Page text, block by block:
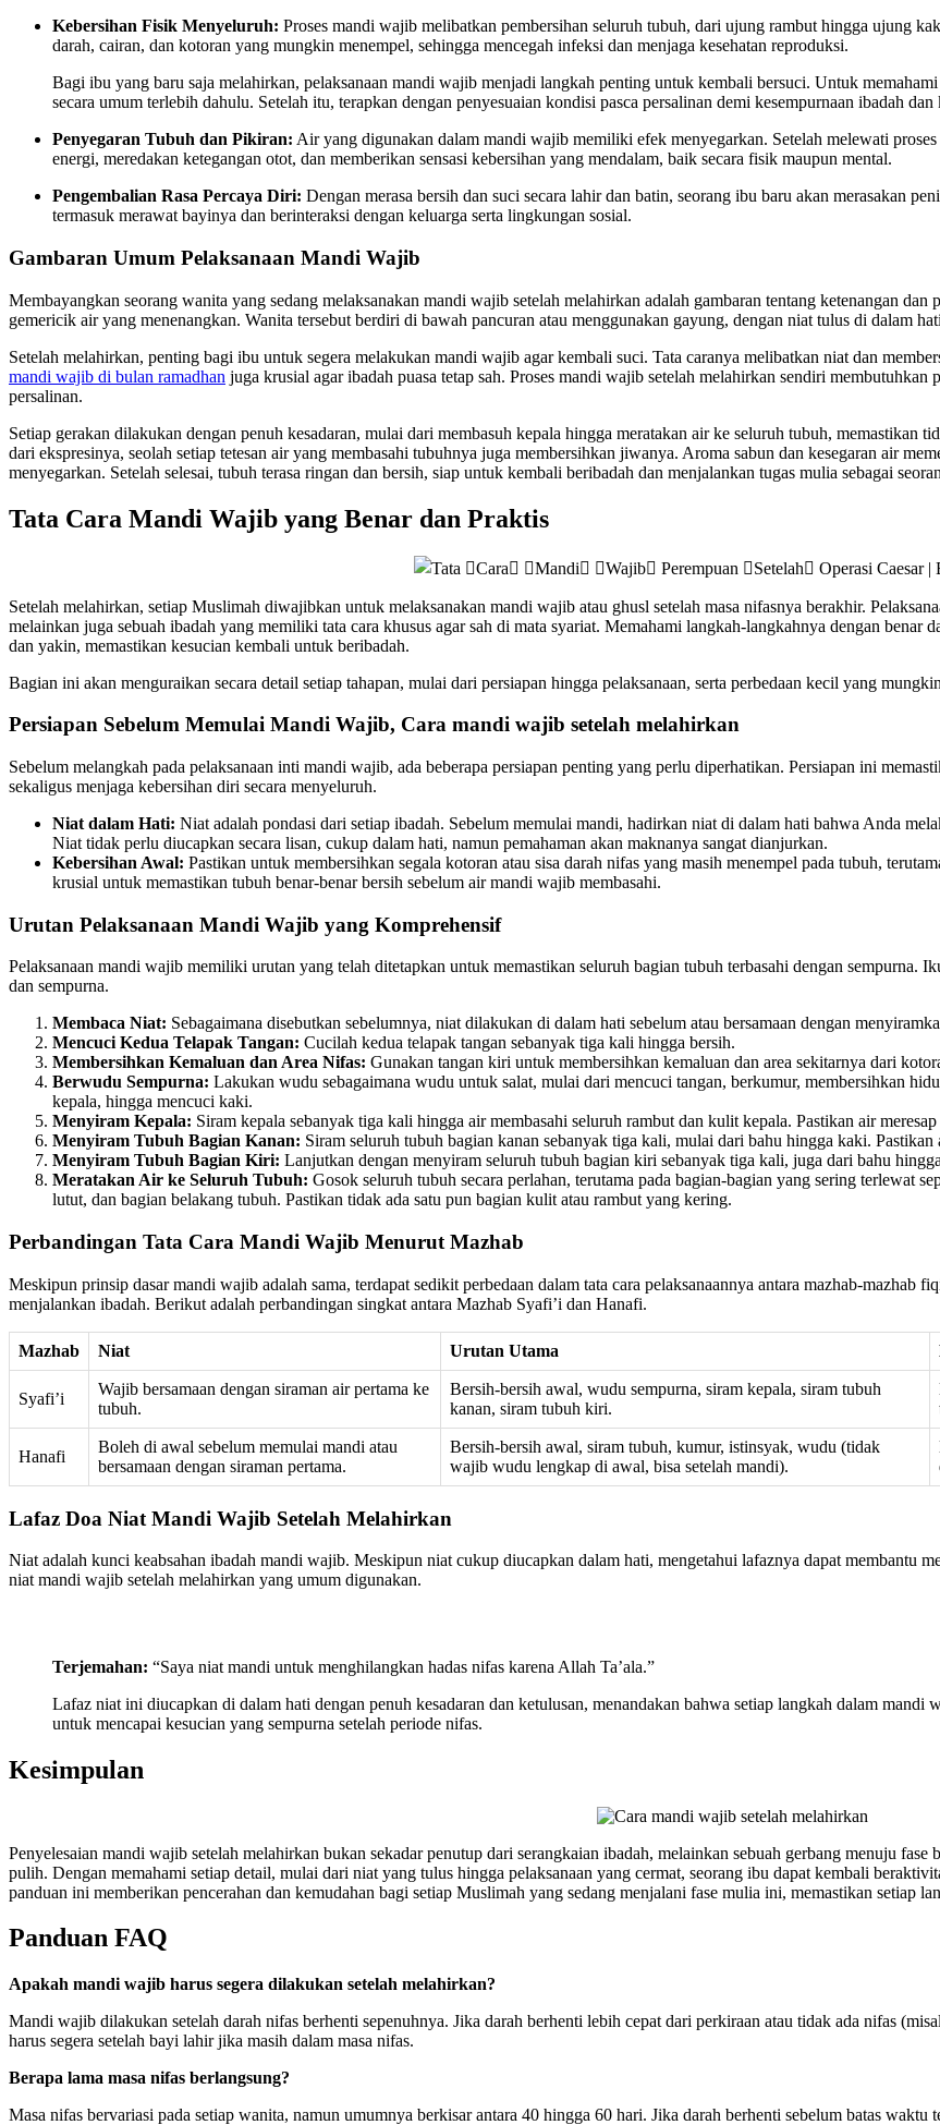
Kebersihan Fisik Menyeluruh: Proses mandi wajib melibatkan pembersihan seluruh tubuh, dari ujung rambut hingga ujung
darah, cairan, dan kotoran yang mungkin menempel, sehingga mencegah infeksi dan menjaga kesehatan reproduksi.
Bagi ibu yang baru saja melahirkan, pelaksanaan mandi wajib menjadi langkah penting untuk kembali bersuci. Untuk
secara umum terlebih dahulu. Setelah itu, terapkan dengan penyesuaian kondisi pasca persalinan demi kesempurnaan ibadah
Penyegaran Tubuh dan Pikiran: Air yang digunakan dalam mandi wajib memiliki efek menyegarkan. Setelah melewati
energi, meredakan ketegangan otot, dan memberikan sensasi kebersihan yang mendalam, baik secara fisik maupun mental.
Pengembalian Rasa Percaya Diri: Dengan merasa bersih dan suci secara lahir dan batin, seorang ibu baru akan merasakan
termasuk merawat bayinya dan berinteraksi dengan keluarga serta lingkungan sosial.
Gambaran Umum Pelaksanaan Mandi Wajib
Membayangkan seorang wanita yang sedang melaksanakan mandi wajib setelah melahirkan adalah gambaran tentang ketenangan
gemericik air yang menenangkan. Wanita tersebut berdiri di bawah pancuran atau menggunakan gayung, dengan niat tulus di dalam
Setelah melahirkan, penting bagi ibu untuk segera melakukan mandi wajib agar kembali suci. Tata caranya melibatkan niat dan
mandi wajib di bulan ramadhan juga krusial agar ibadah puasa tetap sah. Proses mandi wajib setelah melahirkan sendiri
persalinan.
Setiap gerakan dilakukan dengan penuh kesadaran, mulai dari membasuh kepala hingga meratakan air ke seluruh tubuh, memastikan
dari ekspresinya, seolah setiap tetesan air yang membasahi tubuhnya juga membersihkan jiwanya. Aroma sabun dan kesegaran air
menyegarkan. Setelah selesai, tubuh terasa ringan dan bersih, siap untuk kembali beribadah dan menjalankan tugas mulia sebagai
Tata Cara Mandi Wajib yang Benar dan Praktis
Setelah melahirkan, setiap Muslimah diwajibkan untuk melaksanakan mandi wajib atau ghusl setelah masa nifasnya berakhir.
melainkan juga sebuah ibadah yang memiliki tata cara khusus agar sah di mata syariat. Memahami langkah-langkahnya dengan benar
dan yakin, memastikan kesucian kembali untuk beribadah.
Bagian ini akan menguraikan secara detail setiap tahapan, mulai dari persiapan hingga pelaksanaan, serta perbedaan kecil yang
Persiapan Sebelum Memulai Mandi Wajib, Cara mandi wajib setelah melahirkan
Sebelum melangkah pada pelaksanaan inti mandi wajib, ada beberapa persiapan penting yang perlu diperhatikan. Persiapan ini
sekaligus menjaga kebersihan diri secara menyeluruh.
Niat dalam Hati: Niat adalah pondasi dari setiap ibadah. Sebelum memulai mandi, hadirkan niat di dalam hati bahwa Anda
Niat tidak perlu diucapkan secara lisan, cukup dalam hati, namun pemahaman akan maknanya sangat dianjurkan.
Kebersihan Awal: Pastikan untuk membersihkan segala kotoran atau sisa darah nifas yang masih menempel pada tubuh,
krusial untuk memastikan tubuh benar-benar bersih sebelum air mandi wajib membasahi.
Urutan Pelaksanaan Mandi Wajib yang Komprehensif
Pelaksanaan mandi wajib memiliki urutan yang telah ditetapkan untuk memastikan seluruh bagian tubuh terbasahi dengan sempurna.
dan sempurna.
Membaca Niat: Sebagaimana disebutkan sebelumnya, niat dilakukan di dalam hati sebelum atau bersamaan dengan
Mencuci Kedua Telapak Tangan: Cucilah kedua telapak tangan sebanyak tiga kali hingga bersih.
Membersihkan Kemaluan dan Area Nifas: Gunakan tangan kiri untuk membersihkan kemaluan dan area sekitarnya dari
Berwudu Sempurna: Lakukan wudu sebagaimana wudu untuk salat, mulai dari mencuci tangan, berkumur, membersihkan
kepala, hingga mencuci kaki.
Menyiram Kepala: Siram kepala sebanyak tiga kali hingga air membasahi seluruh rambut dan kulit kepala. Pastikan air
Menyiram Tubuh Bagian Kanan: Siram seluruh tubuh bagian kanan sebanyak tiga kali, mulai dari bahu hingga kaki.
Menyiram Tubuh Bagian Kiri: Lanjutkan dengan menyiram seluruh tubuh bagian kiri sebanyak tiga kali, juga dari bahu
Meratakan Air ke Seluruh Tubuh: Gosok seluruh tubuh secara perlahan, terutama pada bagian-bagian yang sering terlewat
lutut, dan bagian belakang tubuh. Pastikan tidak ada satu pun bagian kulit atau rambut yang kering.
Perbandingan Tata Cara Mandi Wajib Menurut Mazhab
Meskipun prinsip dasar mandi wajib adalah sama, terdapat sedikit perbedaan dalam tata cara pelaksanaannya antara mazhab-mazhab
menjalankan ibadah. Berikut adalah perbandingan singkat antara Mazhab Syafi’i dan Hanafi.
Mazhab Niat Urutan Utama
Syafi’i
Wajib bersamaan dengan siraman air pertama ke
tubuh.
Bersih-bersih awal, wudu sempurna, siram kepala, siram tubuh
kanan, siram tubuh kiri.
Hanafi
Boleh di awal sebelum memulai mandi atau
bersamaan dengan siraman pertama.
Bersih-bersih awal, siram tubuh, kumur, istinsyak, wudu (tidak
wajib wudu lengkap di awal, bisa setelah mandi).
Lafaz Doa Niat Mandi Wajib Setelah Melahirkan
Niat adalah kunci keabsahan ibadah mandi wajib. Meskipun niat cukup diucapkan dalam hati, mengetahui lafaznya dapat membantu
niat mandi wajib setelah melahirkan yang umum digunakan.
Terjemahan: “Saya niat mandi untuk menghilangkan hadas nifas karena Allah Ta’ala.”
Lafaz niat ini diucapkan di dalam hati dengan penuh kesadaran dan ketulusan, menandakan bahwa setiap langkah dalam
untuk mencapai kesucian yang sempurna setelah periode nifas.
Kesimpulan
Penyelesaian mandi wajib setelah melahirkan bukan sekadar penutup dari serangkaian ibadah, melainkan sebuah gerbang menuju
pulih. Dengan memahami setiap detail, mulai dari niat yang tulus hingga pelaksanaan yang cermat, seorang ibu dapat kembali
panduan ini memberikan pencerahan dan kemudahan bagi setiap Muslimah yang sedang menjalani fase mulia ini, memastikan setiap
Panduan FAQ
Apakah mandi wajib harus segera dilakukan setelah melahirkan?
Mandi wajib dilakukan setelah darah nifas berhenti sepenuhnya. Jika darah berhenti lebih cepat dari perkiraan atau tidak ada nifas
harus segera setelah bayi lahir jika masih dalam masa nifas.
Berapa lama masa nifas berlangsung?
Masa nifas bervariasi pada setiap wanita, namun umumnya berkisar antara 40 hingga 60 hari. Jika darah berhenti sebelum batas